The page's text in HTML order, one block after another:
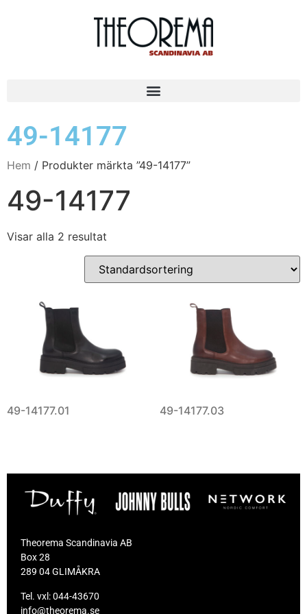
49-14177
Hem / Produkter märkta ”49-14177”
49-14177
Visar alla 2 resultat
49-14177.01 49-14177.03
Theorema Scandinavia AB
Box 28
289 04 GLIMÅKRA
Tel. vxl:044-43670
info@theorema.se